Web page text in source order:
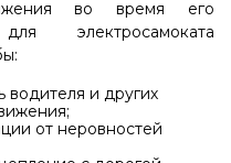
во время его
электросамоката
водителя и других
от неровностей